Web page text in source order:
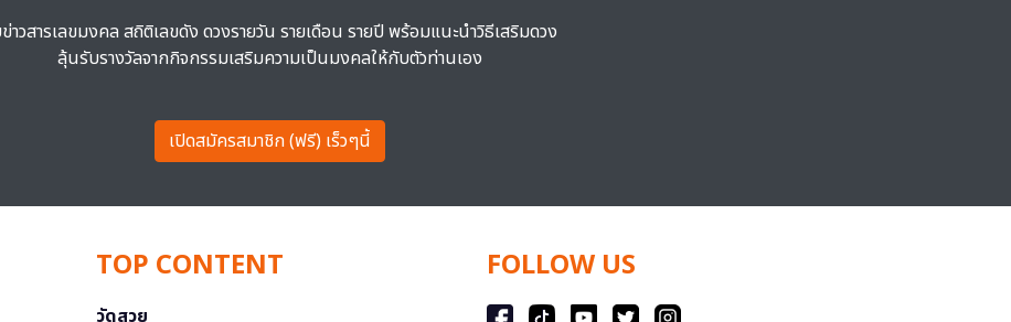
าวสารเลขมงคล สถิติเลขดัง ดวงรายวัน รายเดือน รายปี พร้อมแนะนำวิธีเสริมดวง
ลุ้นรับรางวัลจากกิจกรรมเสริมความเป็นมงคลให้กับตัวท่านเอง
เปิดสมัครสมาชิก (ฟรี) เร็วๆนี้
TOP CONTENT
วัดสวย
FOLLOW US